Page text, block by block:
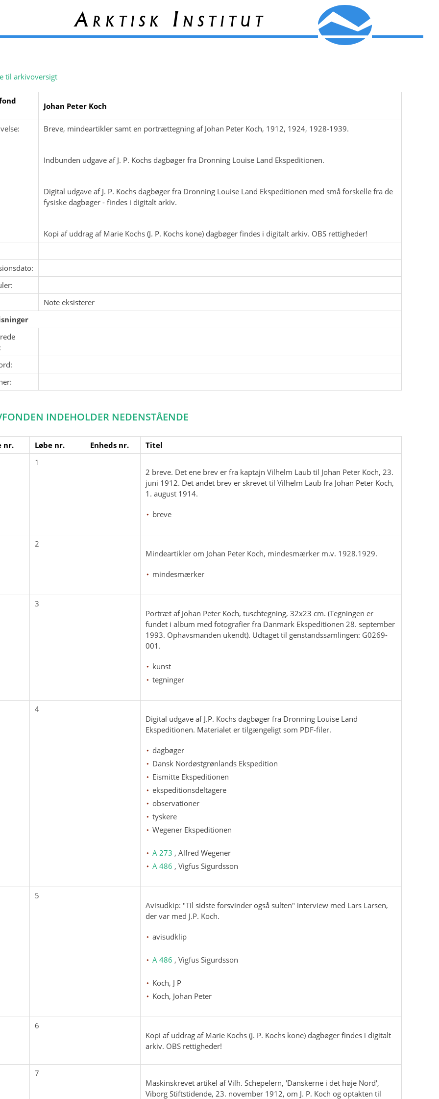
Arktisk Institut
til arkivoversigt
Johan Peter Koch
Breve, mindeartikler samt en portrættegning af Johan Peter Koch, 1912, 1924, 1928-1939.
Indbunden udgave af J. P. Kochs dagbøger fra Dronning Louise Land Ekspeditionen.
Digital udgave af J. P. Kochs dagbøger fra Dronning Louise Land Ekspeditionen med små forskelle fra de
fysiske dagbøger - findes i digitalt arkiv.
Kopi af uddrag af Marie Kochs (J. P. Kochs kone) dagbøger findes i digitalt arkiv. OBS rettigheder!
Note eksisterer
INDEHOLDER NEDENSTÅENDE
nr. Løbe nr. Enheds nr.
Titel
1
2 breve. Det ene brev er fra kaptajn Vilhelm Laub til Johan Peter Koch, 23.
juni 1912. Det andet brev er skrevet til Vilhelm Laub fra Johan Peter Koch,
1. august 1914.
breve
2
Mindeartikler om Johan Peter Koch, mindesmærker m.v. 1928.1929.
mindesmærker
3
Portræt af Johan Peter Koch, tuschtegning, 32x23 cm. (Tegningen er
fundet i album med fotografier fra Danmark Ekspeditionen 28. september
1993. Ophavsmanden ukendt). Udtaget til genstandssamlingen: G0269-
001.
kunst
tegninger
4
Digital udgave af J.P. Kochs dagbøger fra Dronning Louise Land
Ekspeditionen. Materialet er tilgængeligt som PDF-filer.
dagbøger
Dansk Nordøstgrønlands Ekspedition
Eismitte Ekspeditionen
ekspeditionsdeltagere
observationer
tyskere
Wegener Ekspeditionen
A 273 , Alfred Wegener
A 486 , Vigfus Sigurdsson
5
Avisudkip: "Til sidste forsvinder også sulten" interview med Lars Larsen,
der var med J.P. Koch.
avisudklip
A 486 , Vigfus Sigurdsson
Koch, J P
Koch, Johan Peter
6
Kopi af uddrag af Marie Kochs (J. P. Kochs kone) dagbøger findes i digitalt
arkiv. OBS rettigheder!
7
Maskinskrevet artikel af Vilh. Schepelern, 'Danskerne i det høje Nord',
Viborg Stiftstidende, 23. november 1912, om J. P. Koch og optakten til